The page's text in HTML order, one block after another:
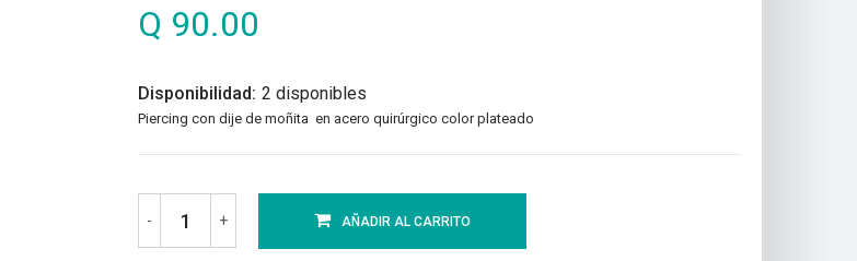
Q 90.00
Disponibilidad: 2 disponibles
Piercing con dije de moñita en acero quirúrgico color plateado
- + AÑADIR AL CARRITO